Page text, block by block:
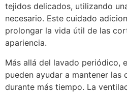
tejidos delicados, utilizando
necesario. Este cuidado
prolongar la vida útil de las
apariencia.
Más allá del lavado periódico,
pueden ayudar a mantener las
durante más tiempo. La